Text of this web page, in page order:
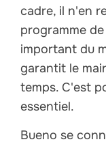
cadre, il n'en
programme
important du
garantit le
temps. C'est
essentiel.
Bueno se